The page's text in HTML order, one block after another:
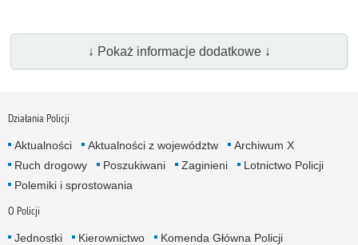
↓ Pokaż informacje dodatkowe ↓
Działania Policji
Aktualności Aktualności z województw
Archiwum X
Ruch drogowy
Poszukiwani Zaginieni
Lotnictwo Policji
Polemiki i sprostowania
O Policji
Jednostki Kierownictwo
Komenda Główna Policji